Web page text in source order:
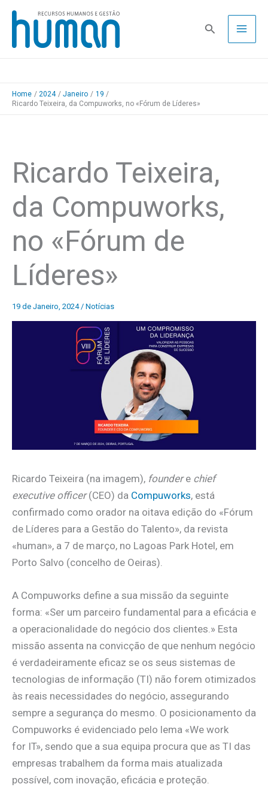
Skip
content
Pesquisa
Home 2024 Janeiro
19
Ricardo Teixeira, da Compuworks, no «Fórum de Líderes»
Ricardo Teixeira,
da Compuworks,
no «Fórum de
Líderes»
19 de Janeiro, 2024 / Notícias
Ricardo Teixeira (na imagem), foundere chief
executive officer(CEO) da Compuworks, está
confirmado como orador na oitava edição do «Fórum
de Líderes para a Gestão do Talento», da revista
«human», a 7 de março, no Lagoas Park Hotel, em
Porto Salvo (concelho de Oeiras).
A Compuworks define a sua missão da seguinte
forma: «Ser um parceiro fundamental para a eficácia e
a operacionalidade do negócio dos clientes.» Esta
missão assenta na convicção de que nenhum negócio
é verdadeiramente eficaz se os seus sistemas de
tecnologias de informação (TI) não forem otimizados
às reais necessidades do negócio, assegurando
sempre a segurança do mesmo. O posicionamento da
Compuworks é evidenciado pelo lema «We work
for IT», sendo que a sua equipa procura que as TI das
empresas trabalhem da forma mais atualizada
possível, com inovação, eficácia e proteção.